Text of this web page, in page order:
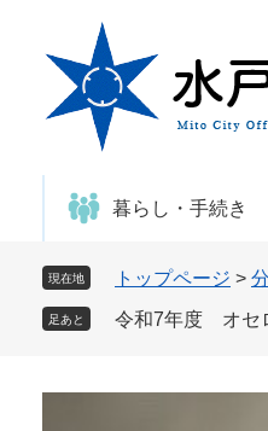
暮らし・手続き
現在地 トップページ >
足あと 令和7年度 オセ